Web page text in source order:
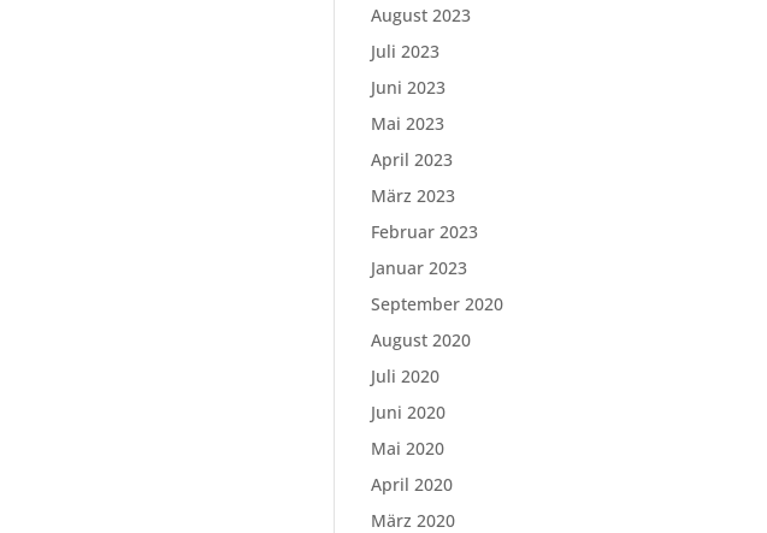
August 2023
Juli 2023
Juni 2023
Mai 2023
April 2023
März 2023
Februar 2023
Januar 2023
September 2020
August 2020
Juli 2020
Juni 2020
Mai 2020
April 2020
März 2020